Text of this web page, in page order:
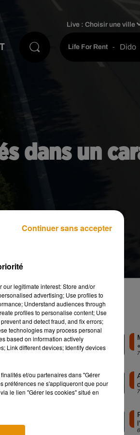
Live :Choisir une ville
Life For Rent - Dido
dans un
de
est
par les
d’après-
péage de
à l’hôpital
Musique
legitimate interest: Store and/or
advertising; Use profiles to
Understand audiences through
profiles to personalise content; Use
and detect fraud, and fix errors;
technologies may process personal
based on information actively
Link different devices; Identify devices
et/ou partenaires dans "Gérer
préférences ne s'appliqueront que pour
le lien "Gérer les cookies" situé en
Continuer sans accepter